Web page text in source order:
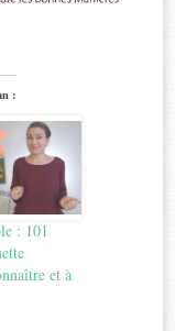
:
: 101
et à